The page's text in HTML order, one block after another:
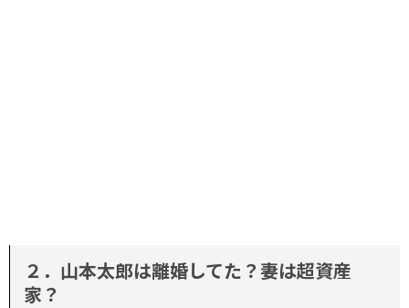
２．山本太郎は離婚してた？妻は超資産
家？